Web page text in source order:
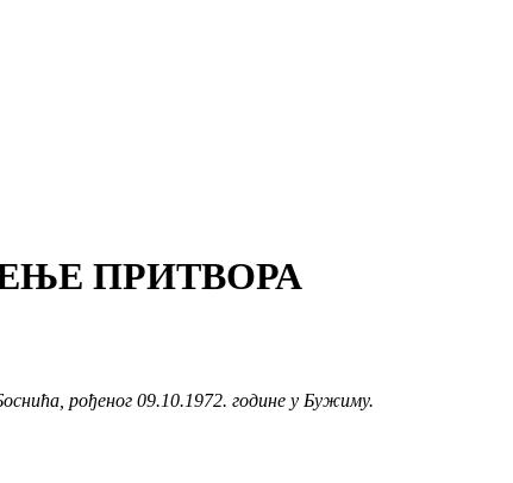
ПРИТВОРА
рођеног 09.10.1972. године у Бужиму.